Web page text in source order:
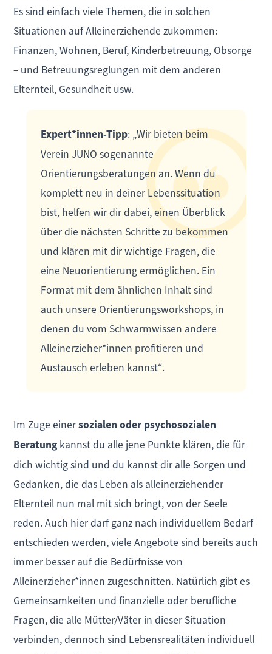
Es sind einfach viele Themen, die in solchen
Situationen auf Alleinerziehende zukommen:
Finanzen, Wohnen, Beruf, Kinderbetreuung, Obsorge
– und Betreuungsreglungen mit dem anderen
Elternteil, Gesundheit usw.
Expert*innen-Tipp: „Wir bieten beim
Verein JUNO sogenannte
Orientierungsberatungen an. Wenn du
komplett neu in deiner Lebenssituation
bist, helfen wir dir dabei, einen Überblick
über die nächsten Schritte zu bekommen
und klären mit dir wichtige Fragen, die
eine Neuorientierung ermöglichen. Ein
Format mit dem ähnlichen Inhalt sind
auch unsere Orientierungsworkshops, in
denen du vom Schwarmwissen andere
Alleinerzieher*innen profitieren und
Austausch erleben kannst“.
Im Zuge einersozialen oder psychosozialen
Beratung kannst du alle jene Punkte klären, die für
dich wichtig sind und du kannst dir alle Sorgen und
Gedanken, die das Leben als alleinerziehender
Elternteil nun mal mit sich bringt, von der Seele
reden. Auch hier darf ganz nach individuellem Bedarf
entschieden werden, viele Angebote sind bereits auch
immer besser auf die Bedürfnisse von
Alleinerzieher*innen zugeschnitten. Natürlich gibt es
Gemeinsamkeiten und finanzielle oder berufliche
Fragen, die alle Mütter/Väter in dieser Situation
verbinden, dennoch sind Lebensrealitäten individuell